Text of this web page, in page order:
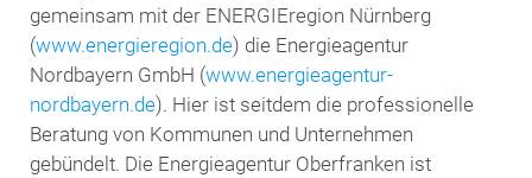
gemeinsam mit der ENERGIEregion Nürnberg
(www.energieregion.de) die Energieagentur
Nordbayern GmbH (www.energieagentur-
nordbayern.de). Hier ist seitdem die professionelle
Beratung von Kommunen und Unternehmen
gebündelt. Die Energieagentur Oberfranken ist